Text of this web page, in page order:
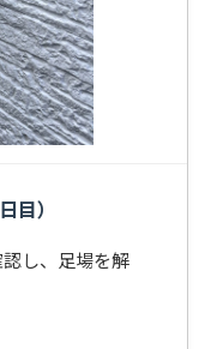
目）
し、足場を解